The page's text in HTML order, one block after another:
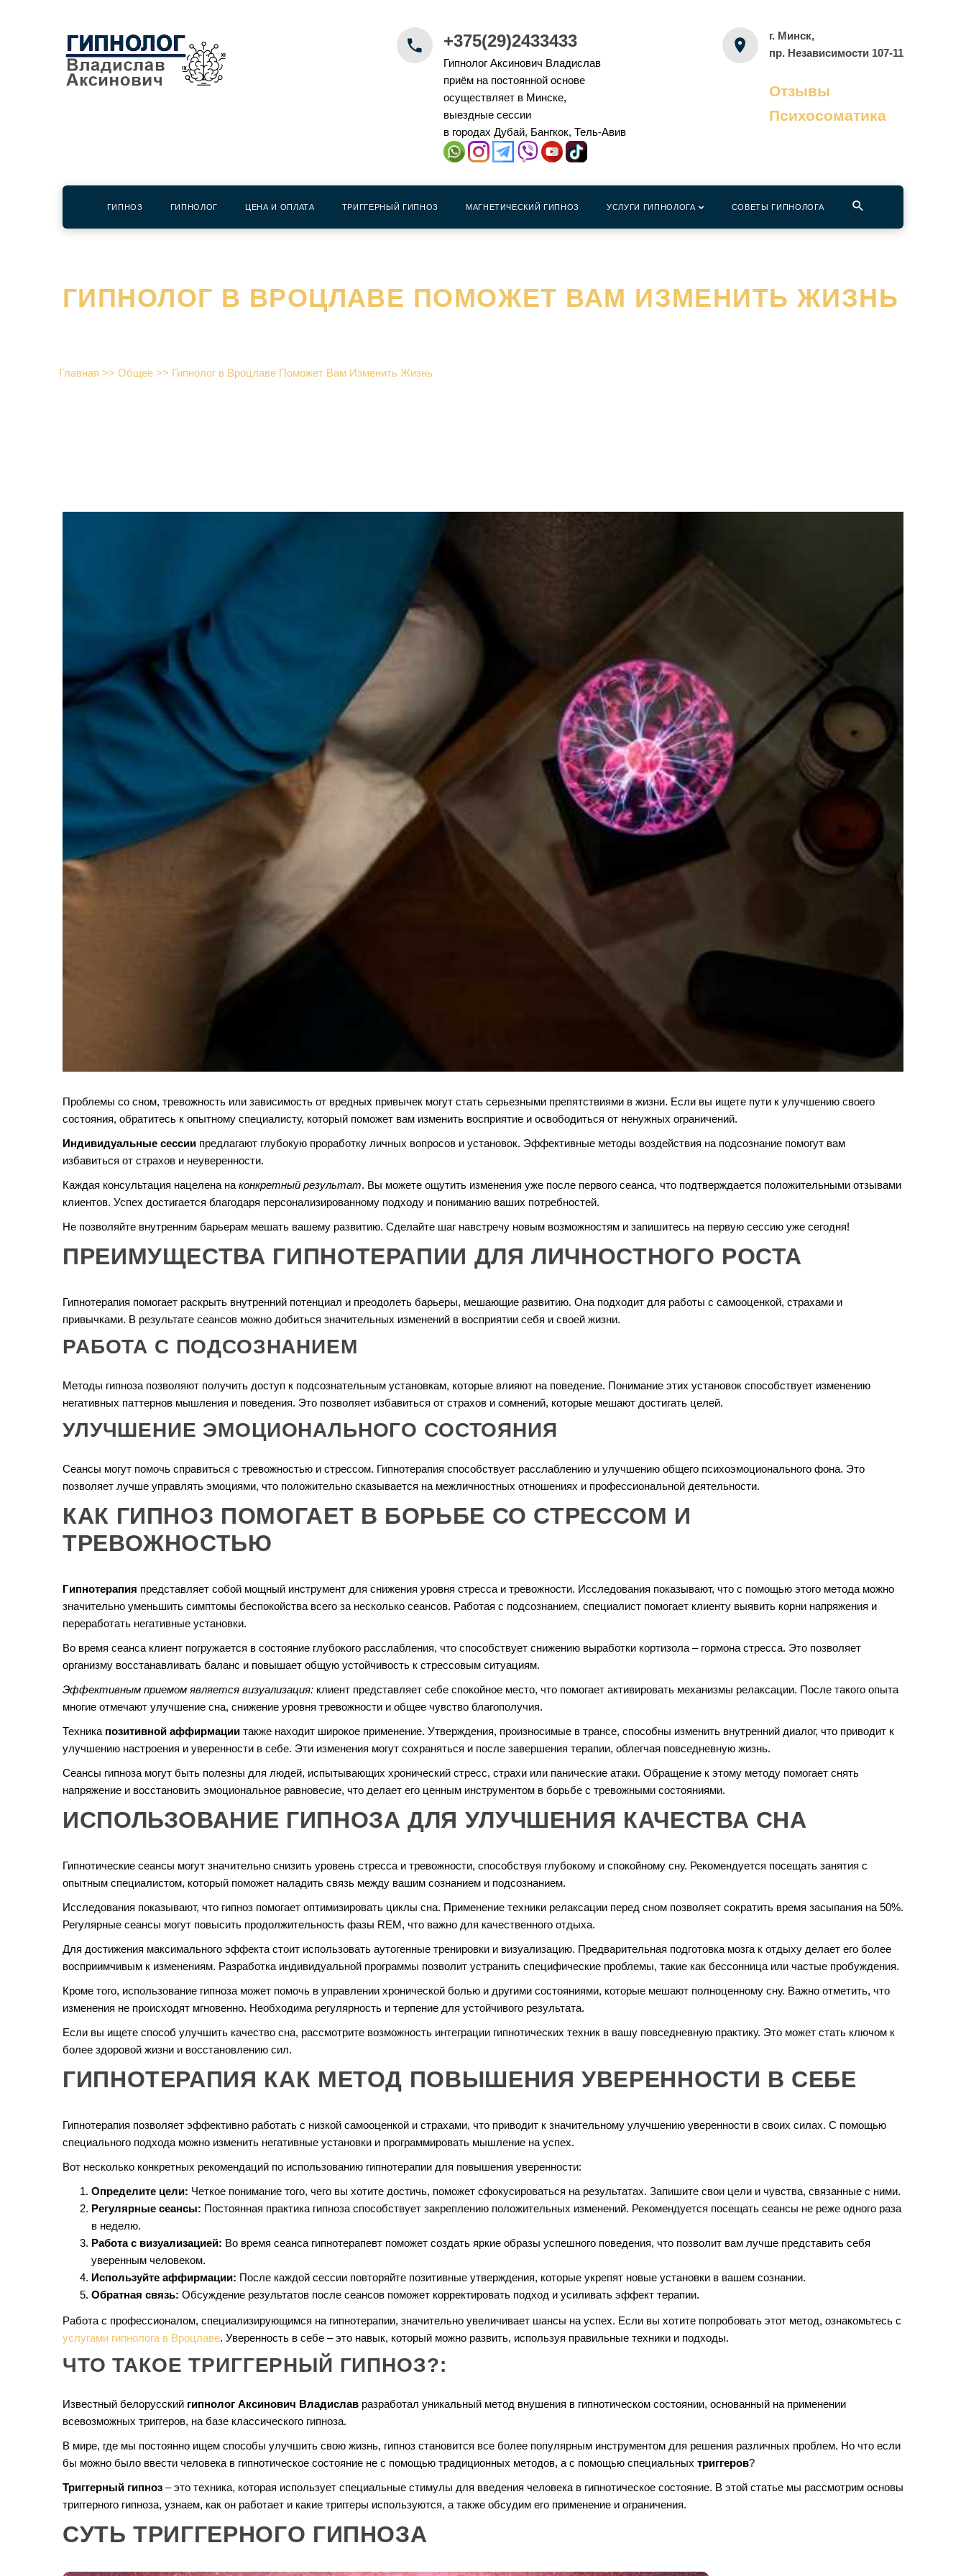
+375(29)2433433
Гипнолог Аксинович Владислав
приём на постоянной основе
осуществляет в Минске,
выездные сессии
в городах Дубай, Бангкок, Тель-Авив
г. Минск,
пр. Независимости 107-11
Отзывы
Психосоматика
ГИПНОЗ ГИПНОЛОГ ЦЕНА И ОПЛАТА ТРИГГЕРНЫЙ ГИПНОЗ МАГНЕТИЧЕСКИЙ ГИПНОЗ УСЛУГИ ГИПНОЛОГА СОВЕТЫ ГИПНОЛОГА
ГИПНОЛОГ В ВРОЦЛАВЕ ПОМОЖЕТ ВАМ ИЗМЕНИТЬ ЖИЗНЬ
Главная >> Общее >> Гипнолог в Вроцлаве Поможет Вам Изменить Жизнь
Проблемы со сном, тревожность или зависимость от вредных привычек могут стать серьезными препятствиями в жизни. Если вы ищете пути к улучшению своего
состояния, обратитесь к опытному специалисту, который поможет вам изменить восприятие и освободиться от ненужных ограничений.
Индивидуальные сессии предлагают глубокую проработку личных вопросов и установок. Эффективные методы воздействия на подсознание помогут вам
избавиться от страхов и неуверенности.
Каждая консультация нацелена на конкретный результат. Вы можете ощутить изменения уже после первого сеанса, что подтверждается положительными отзывами
клиентов. Успех достигается благодаря персонализированному подходу и пониманию ваших потребностей.
Не позволяйте внутренним барьерам мешать вашему развитию. Сделайте шаг навстречу новым возможностям и запишитесь на первую сессию уже сегодня!
ПРЕИМУЩЕСТВА ГИПНОТЕРАПИИ ДЛЯ ЛИЧНОСТНОГО РОСТА
Гипнотерапия помогает раскрыть внутренний потенциал и преодолеть барьеры, мешающие развитию. Она подходит для работы с самооценкой, страхами и
привычками. В результате сеансов можно добиться значительных изменений в восприятии себя и своей жизни.
РАБОТА С ПОДСОЗНАНИЕМ
Методы гипноза позволяют получить доступ к подсознательным установкам, которые влияют на поведение. Понимание этих установок способствует изменению
негативных паттернов мышления и поведения. Это позволяет избавиться от страхов и сомнений, которые мешают достигать целей.
УЛУЧШЕНИЕ ЭМОЦИОНАЛЬНОГО СОСТОЯНИЯ
Сеансы могут помочь справиться с тревожностью и стрессом. Гипнотерапия способствует расслаблению и улучшению общего психоэмоционального фона. Это
позволяет лучше управлять эмоциями, что положительно сказывается на межличностных отношениях и профессиональной деятельности.
КАК ГИПНОЗ ПОМОГАЕТ В БОРЬБЕ СО СТРЕССОМ И
ТРЕВОЖНОСТЬЮ
Гипнотерапия представляет собой мощный инструмент для снижения уровня стресса и тревожности. Исследования показывают, что с помощью этого метода можно
значительно уменьшить симптомы беспокойства всего за несколько сеансов. Работая с подсознанием, специалист помогает клиенту выявить корни напряжения и
переработать негативные установки.
Во время сеанса клиент погружается в состояние глубокого расслабления, что способствует снижению выработки кортизола – гормона стресса. Это позволяет
организму восстанавливать баланс и повышает общую устойчивость к стрессовым ситуациям.
Эффективным приемом является визуализация: клиент представляет себе спокойное место, что помогает активировать механизмы релаксации. После такого опыта
многие отмечают улучшение сна, снижение уровня тревожности и общее чувство благополучия.
Техника позитивной аффирмации также находит широкое применение. Утверждения, произносимые в трансе, способны изменить внутренний диалог, что приводит к
улучшению настроения и уверенности в себе. Эти изменения могут сохраняться и после завершения терапии, облегчая повседневную жизнь.
Сеансы гипноза могут быть полезны для людей, испытывающих хронический стресс, страхи или панические атаки. Обращение к этому методу помогает снять
напряжение и восстановить эмоциональное равновесие, что делает его ценным инструментом в борьбе с тревожными состояниями.
ИСПОЛЬЗОВАНИЕ ГИПНОЗА ДЛЯ УЛУЧШЕНИЯ КАЧЕСТВА СНА
Гипнотические сеансы могут значительно снизить уровень стресса и тревожности, способствуя глубокому и спокойному сну. Рекомендуется посещать занятия с
опытным специалистом, который поможет наладить связь между вашим сознанием и подсознанием.
Исследования показывают, что гипноз помогает оптимизировать циклы сна. Применение техники релаксации перед сном позволяет сократить время засыпания на 50%.
Регулярные сеансы могут повысить продолжительность фазы REM, что важно для качественного отдыха.
Для достижения максимального эффекта стоит использовать аутогенные тренировки и визуализацию. Предварительная подготовка мозга к отдыху делает его более
восприимчивым к изменениям. Разработка индивидуальной программы позволит устранить специфические проблемы, такие как бессонница или частые пробуждения.
Кроме того, использование гипноза может помочь в управлении хронической болью и другими состояниями, которые мешают полноценному сну. Важно отметить, что
изменения не происходят мгновенно. Необходима регулярность и терпение для устойчивого результата.
Если вы ищете способ улучшить качество сна, рассмотрите возможность интеграции гипнотических техник в вашу повседневную практику. Это может стать ключом к
более здоровой жизни и восстановлению сил.
ГИПНОТЕРАПИЯ КАК МЕТОД ПОВЫШЕНИЯ УВЕРЕННОСТИ В СЕБЕ
Гипнотерапия позволяет эффективно работать с низкой самооценкой и страхами, что приводит к значительному улучшению уверенности в своих силах. С помощью
специального подхода можно изменить негативные установки и программировать мышление на успех.
Вот несколько конкретных рекомендаций по использованию гипнотерапии для повышения уверенности:
Определите цели: Четкое понимание того, чего вы хотите достичь, поможет сфокусироваться на результатах. Запишите свои цели и чувства, связанные с ними.
Регулярные сеансы: Постоянная практика гипноза способствует закреплению положительных изменений. Рекомендуется посещать сеансы не реже одного раза
в неделю.
Работа с визуализацией: Во время сеанса гипнотерапевт поможет создать яркие образы успешного поведения, что позволит вам лучше представить себя
уверенным человеком.
Используйте аффирмации: После каждой сессии повторяйте позитивные утверждения, которые укрепят новые установки в вашем сознании.
Обратная связь: Обсуждение результатов после сеансов поможет корректировать подход и усиливать эффект терапии.
Работа с профессионалом, специализирующимся на гипнотерапии, значительно увеличивает шансы на успех. Если вы хотите попробовать этот метод, ознакомьтесь с
услугами гипнолога в Вроцлаве. Уверенность в себе – это навык, который можно развить, используя правильные техники и подходы.
ЧТО ТАКОЕ ТРИГГЕРНЫЙ ГИПНОЗ?:
Известный белорусский гипнолог Аксинович Владислав разработал уникальный метод внушения в гипнотическом состоянии, основанный на применении
всевозможных триггеров, на базе классического гипноза.
В мире, где мы постоянно ищем способы улучшить свою жизнь, гипноз становится все более популярным инструментом для решения различных проблем. Но что если
бы можно было ввести человека в гипнотическое состояние не с помощью традиционных методов, а с помощью специальных триггеров?
Триггерный гипноз – это техника, которая использует специальные стимулы для введения человека в гипнотическое состояние. В этой статье мы рассмотрим основы
триггерного гипноза, узнаем, как он работает и какие триггеры используются, а также обсудим его применение и ограничения.
СУТЬ ТРИГГЕРНОГО ГИПНОЗА